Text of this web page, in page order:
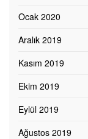
Ocak 2020
Aralık 2019
Kasım 2019
Ekim 2019
Eylül 2019
Ağustos 2019